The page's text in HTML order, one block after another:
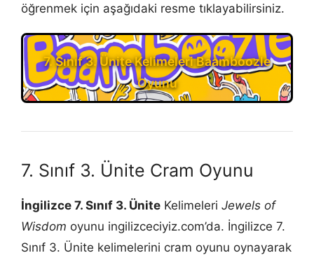
öğrenmek için aşağıdaki resme tıklayabilirsiniz.
7. Sınıf 3. Ünite Kelimeleri Baamboozle
Oyunu
7. Sınıf 3. Ünite Cram Oyunu
İngilizce 7. Sınıf 3. Ünite Kelimeleri Jewels of
Wisdom oyunu ingilizceciyiz.com’da. İngilizce 7.
Sınıf 3. Ünite kelimelerini cram oyunu oynayarak